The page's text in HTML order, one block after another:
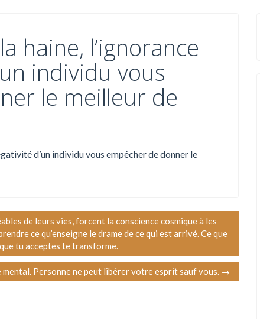
haine, l’ignorance
individu vous
le meilleur de
d’un individu vous empêcher de donner le
de leurs vies, forcent la conscience cosmique à les
ce qu’enseigne le drame de ce qui est arrivé. Ce que
tu acceptes te transforme.
mental. Personne ne peut libérer votre esprit sauf vous. →